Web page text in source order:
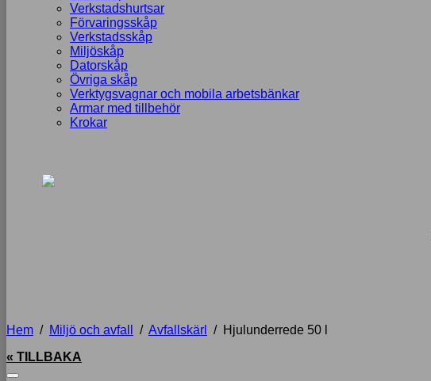
Verkstadshurtsar
Förvaringsskåp
Verkstadsskåp
Miljöskåp
Datorskåp
Övriga skåp
Verktygsvagnar och mobila arbetsbänkar
Armar med tillbehör
Krokar
Hem / Miljö och avfall / Avfallskärl / Hjulunderrede 50 l
« TILLBAKA